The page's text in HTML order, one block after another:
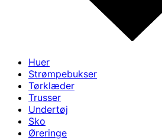
Huer
Strømpebukser
Tørklæder
Trusser
Undertøj
Sko
Øreringe